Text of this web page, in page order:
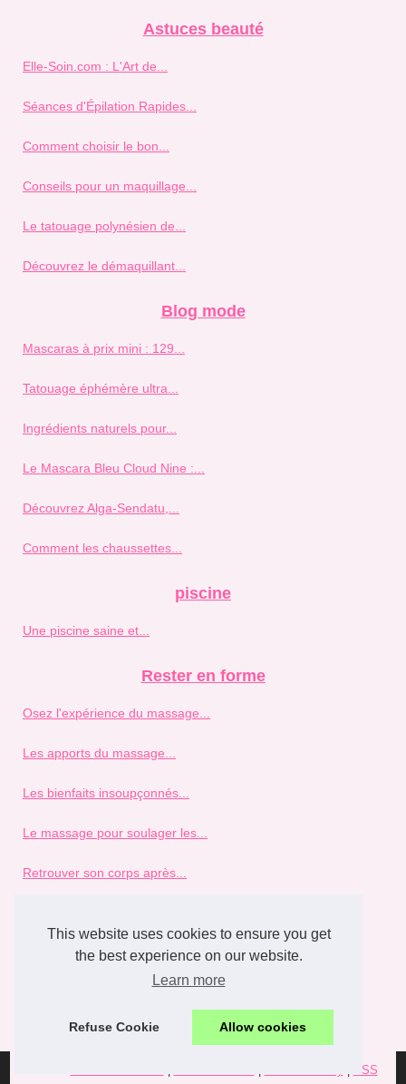
This website uses cookies to ensure you get
the best experience on our website.
Learn more
Refuse Cookie Allow cookies
Astuces beauté
Elle-Soin.com : L'Art de...
Séances d'Épilation Rapides...
Comment choisir le bon...
Conseils pour un maquillage...
Le tatouage polynésien de...
Découvrez le démaquillant...
Blog mode
Mascaras à prix mini : 129...
Tatouage éphémère ultra...
Ingrédients naturels pour...
Le Mascara Bleu Cloud Nine :...
Découvrez Alga-Sendatu,...
Comment les chaussettes...
piscine
Une piscine saine et...
Rester en forme
Osez l'expérience du massage...
Les apports du massage...
Les bienfaits insoupçonnés...
Le massage pour soulager les...
Retrouver son corps après...
spa
RSS